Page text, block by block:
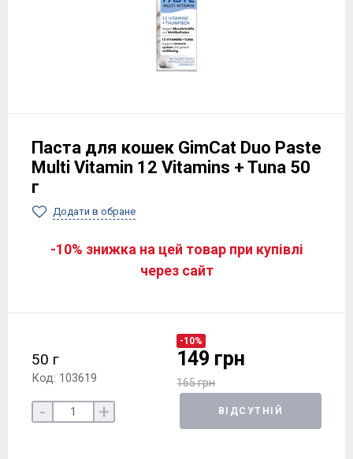
Паста для кошек GimCat Duo Paste
Multi Vitamin 12 Vitamins + Tuna 50
г
Додати в обране
-10% знижка на цей товар при купівлі
через сайт
50 г
Код: 103619
-10%
149 грн
165 грн
- + ВІДСУТНІЙ